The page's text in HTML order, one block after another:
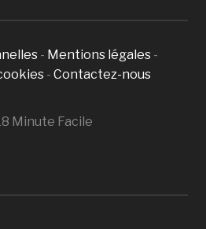
- Mentions légales -
- Contactez-nous
Minute Facile